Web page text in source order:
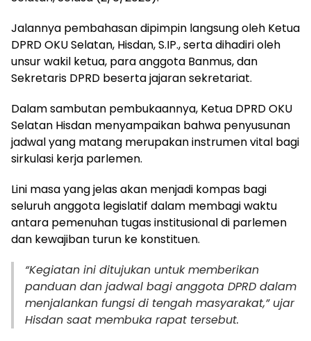
Jalannya pembahasan dipimpin langsung oleh Ketua
DPRD OKU Selatan, Hisdan, S.IP., serta dihadiri oleh
unsur wakil ketua, para anggota Banmus, dan
Sekretaris DPRD beserta jajaran sekretariat.
Dalam sambutan pembukaannya, Ketua DPRD OKU
Selatan Hisdan menyampaikan bahwa penyusunan
jadwal yang matang merupakan instrumen vital bagi
sirkulasi kerja parlemen.
Lini masa yang jelas akan menjadi kompas bagi
seluruh anggota legislatif dalam membagi waktu
antara pemenuhan tugas institusional di parlemen
dan kewajiban turun ke konstituen.
“Kegiatan ini ditujukan untuk memberikan
panduan dan jadwal bagi anggota DPRD dalam
menjalankan fungsi di tengah masyarakat,” ujar
Hisdan saat membuka rapat tersebut.